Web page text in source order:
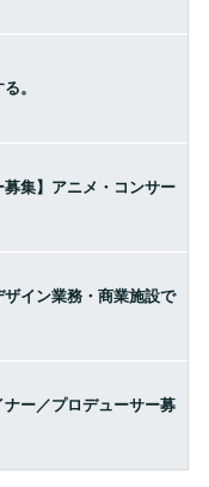
。
募集】アニメ・コンサー
イン業務・商業施設で
ー／プロデューサー募